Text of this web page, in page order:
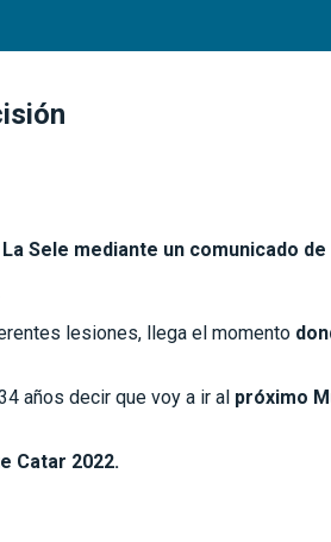
Sele mediante un comunicado
lesiones, llega el momento
años decir que voy a ir al próximo
Catar 2022.